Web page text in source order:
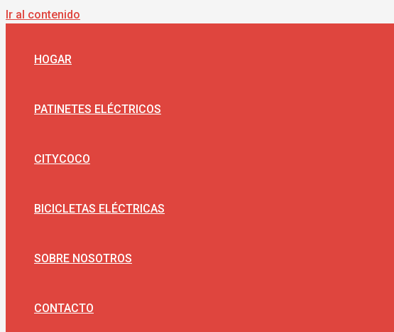
Ir al contenido
HOGAR
PATINETES ELÉCTRICOS
CITYCOCO
BICICLETAS ELÉCTRICAS
SOBRE NOSOTROS
CONTACTO